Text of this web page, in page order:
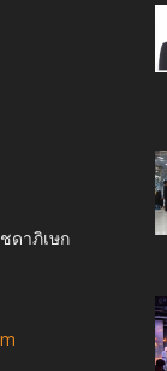
ดาภิเษก